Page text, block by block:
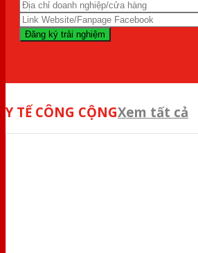
Y TẾ CÔNG CỘNGXem tất cả